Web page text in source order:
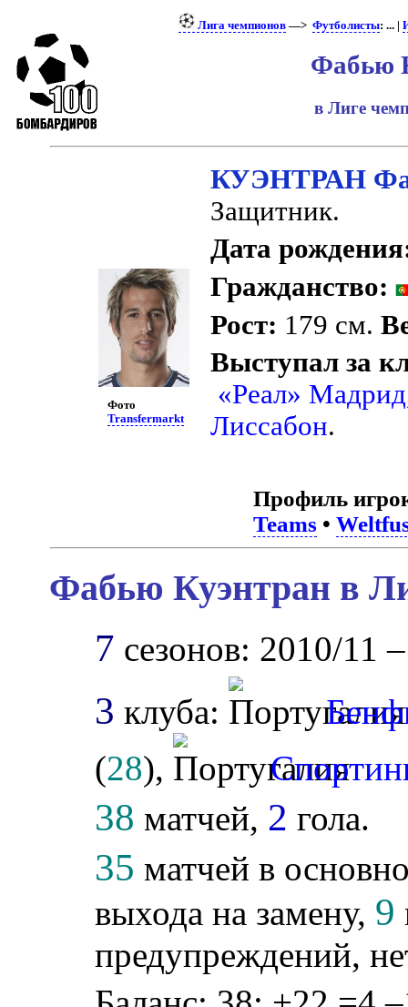
Лига чемпионов—> Футболисты: ... |
Фабью
в Лиге
Фото
Transfermarkt
КУЭНТРАН
Защитник.
Дата
Гражданство:
Рост: 179 см.
Выступал за
«Реал» Мадрид
Лиссабон.
Профиль
Teams •
Фабью Куэнтран в
7 сезонов: 2010/11
3 клуба:
(28),
38 матчей, 2 гола.
35 матчей в
выхода на замену, 9
предупреждений,